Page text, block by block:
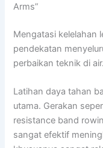
Arms”
Mengatasi kelelahan
pendekatan
perbaikan teknik di air.
Latihan daya tahan
utama. Gerakan
resistance band
sangat efektif